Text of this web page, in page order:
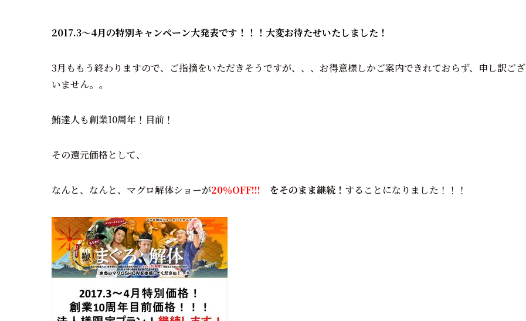
2017.3～4月の特別キャンペーン大発表です！！！大変お待たせいたしました！
3月ももう終わりますので、ご指摘をいただきそうですが、、、お得意様しかご案内できれておらず、申し訳ござ
いません。。
鮪達人も創業10周年！目前！
その還元価格として、
なんと、なんと、マグロ解体ショーが20％OFF!!! をそのまま継続！ することになりました！！！